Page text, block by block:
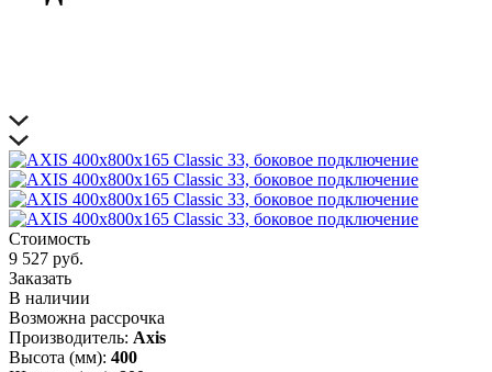
Стоимость
9 527 руб.
Заказать
В наличии
Возможна рассрочка
Производитель: Axis
Высота (мм): 400